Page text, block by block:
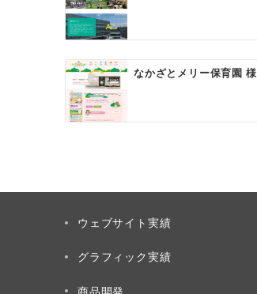
シ
ョ
ン
なかざとメリー保育園 様
ウェブサイト実績
グラフィック実績
商品開発